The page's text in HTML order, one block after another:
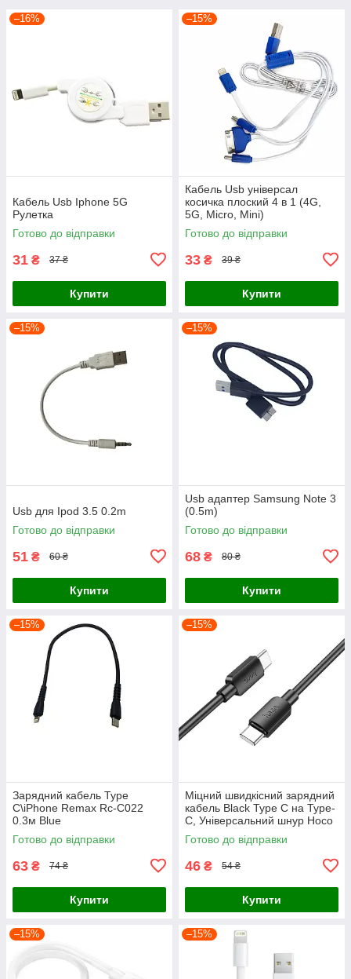
–16%
Кабель Usb Iphone 5G
Рулетка
Готово до відправки
31 ₴ 37 ₴
Купити
–15%
Кабель Usb універсал
косичка плоский 4 в 1 (4G,
5G, Micro, Mini)
Готово до відправки
33 ₴ 39 ₴
Купити
–15%
Usb для Ipod 3.5 0.2m
Готово до відправки
51 ₴ 60 ₴
Купити
–15%
Usb адаптер Samsung Note 3
(0.5m)
Готово до відправки
68 ₴ 80 ₴
Купити
–15%
Зарядний кабель Type
C\iPhone Remax Rc-C022
0.3м Blue
Готово до відправки
63 ₴ 74 ₴
Купити
–15%
Міцний швидкісний зарядний
кабель Black Type C на Type-
C, Універсальний шнур Hoco
0.25m для передачі даних
60W
Готово до відправки
46 ₴ 54 ₴
Купити
–15% –15%